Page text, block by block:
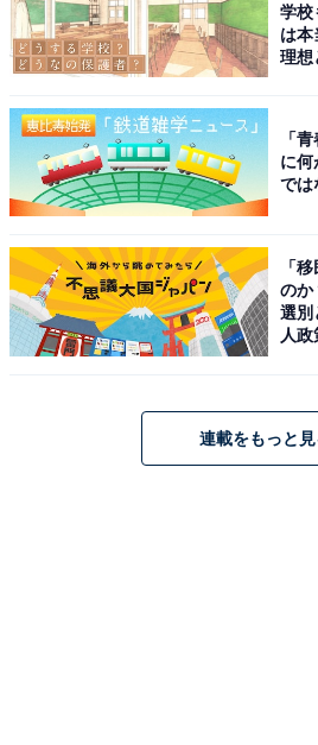
中国の食品の多くは量り売りなので、必要な
食品廃棄物の年間発生量を主要
ギリス、フランス、ドイツ、オラ
1位 中国 1億300万トン
2位 アメリカ 5640万トン
5位 イギリス 1200万トン
6位 ドイツ 1097万トン
学校
は本
理想
「
に何
では
「
のか
選別
人政
連載をもっと見